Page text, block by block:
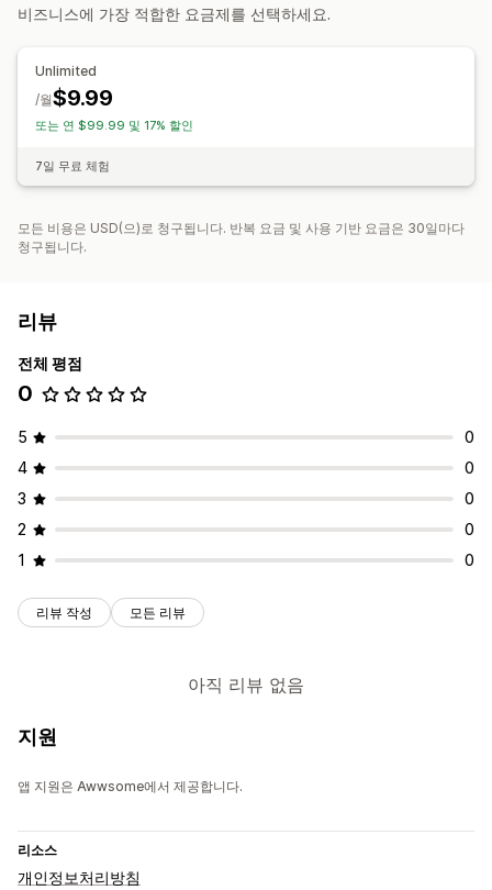
일회성
세션 기반
일일 특가 반짝 세일
제품 출시 배송 마감
비즈니스에 가장 적합한 요금제를 선택하세요.
Unlimited
$9.99
/월
또는 연 $99.99 및 17% 할인
7일 무료 체험
모든 비용은 USD(으)로 청구됩니다. 반복 요금 및 사용 기반 요금은 30일마다
청구됩니다.
리뷰
전체 평점
0
5
0
4
0
3
0
2
0
1
0
리뷰 작성 모든 리뷰
아직 리뷰 없음
지원
앱 지원은 Awwsome에서 제공합니다.
리소스
개인정보처리방침